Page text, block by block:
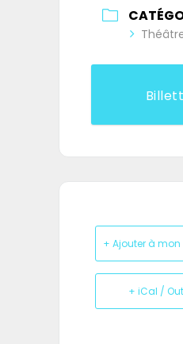
+ Ajouter à
+ iCal /